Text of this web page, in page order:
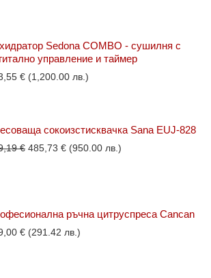
Sedona COMBO - сушилня с
управление и таймер
€ (1,200.00 лв.)
сокоизстисквачка Sana EUJ-828
€ Original
485,73 €Текущата
(950.00 лв.)
ръчна цитруспреса Cancan
€ (291.42 лв.)